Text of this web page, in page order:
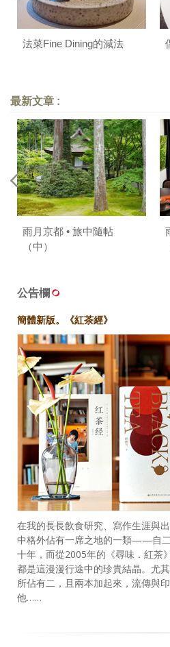
法菜Fine Dining的減法
最新文章 :
雨月京都 • 旅中隨帖
（中）
公告欄
簡體新版。《紅茶經》
在我的長長飲食研究、寫作生涯與
中格外佔有一席之地的一類——自
十年，而從2005年的《尋味．紅茶
都是這漫漫行途中的珍貴結晶。尤
所佔有二，且兩本加起來，流傳與
他……